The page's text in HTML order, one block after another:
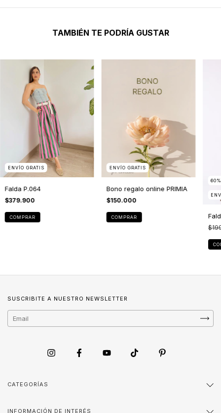
TAMBIÉN TE PODRÍA GUSTAR
ENVÍO GRATIS
Falda P.064
$379.900
COMPRAR
ENVÍO GRATIS
Bono regalo online PRIMIA
$150.000
COMPRAR
60
SUSCRIBITE A NUESTRO NEWSLETTER
CATEGORÍAS
INFORMACIÓN DE INTERÉS